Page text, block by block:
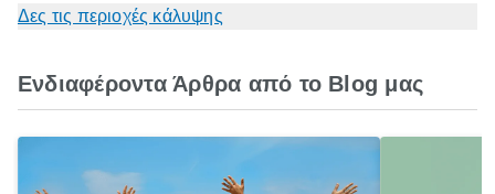
Δες τις περιοχές κάλυψης
Ενδιαφέροντα Άρθρα από το Blog μας